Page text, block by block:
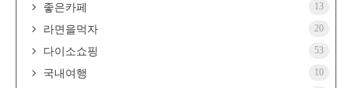
좋은카페 13
라면을먹자 20
다이소쇼핑 53
국내여행 10